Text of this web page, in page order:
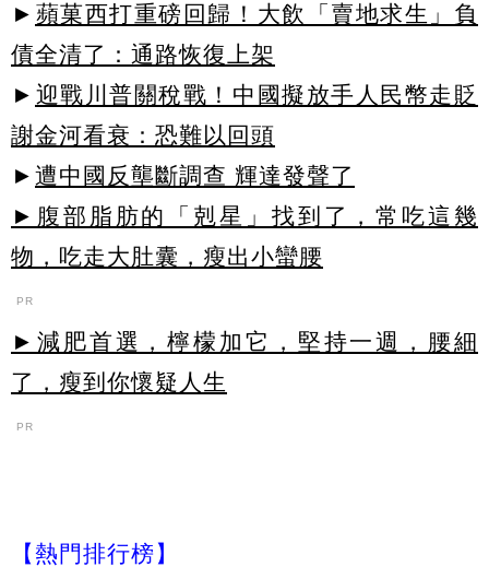
► 蘋菓西打重磅回歸！大飲「賣地求生」負
債全清了：通路恢復上架
► 迎戰川普關稅戰！中國擬放手人民幣走貶
謝金河看衰：恐難以回頭
► 遭中國反壟斷調查 輝達發聲了
►腹部脂肪的「剋星」找到了，常吃這幾
物，吃走大肚囊，瘦出小蠻腰
PR
►減肥首選，檸檬加它，堅持一週，腰細
了，瘦到你懷疑人生
PR
【熱門排行榜】